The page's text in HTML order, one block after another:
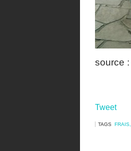
source :
Tweet
TAGS FRAIS,